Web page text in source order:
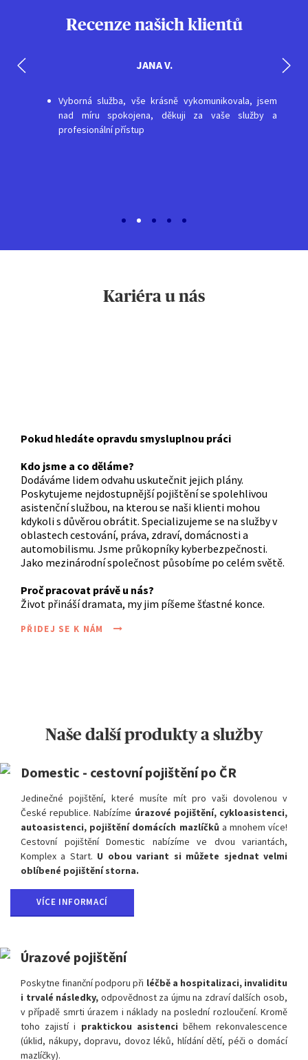
Recenze našich klientů
JANA V.
Vyborná služba, vše krásně vykomunikovala, jsem
nad míru spokojena, děkuji za vaše služby a
profesionální přístup
Kariéra u nás
Pokud hledáte opravdu smysluplnou práci
Kdo jsme a co děláme?
Dodáváme lidem odvahu uskutečnit jejich plány.
Poskytujeme nejdostupnější pojištění se spolehlivou
asistenční službou, na kterou se naši klienti mohou
kdykoli s důvěrou obrátit. Specializujeme se na služby v
oblastech cestování, práva, zdraví, domácnosti a
automobilismu. Jsme průkopníky kyberbezpečnosti.
Jako mezinárodní společnost působíme po celém světě.
Proč pracovat právě u nás?
Život přináší dramata, my jim píšeme šťastné konce.
PŘIDEJ SE K NÁM
Naše další produkty a služby
Domestic - cestovní pojištění po ČR
Jedinečné pojištění, které musíte mít pro vaši dovolenou v
České republice. Nabízíme úrazové pojištění, cykloasistenci,
autoasistenci, pojištění domácích mazlíčků a mnohem více!
Cestovní pojištění Domestic nabízíme ve dvou variantách,
Komplex a Start. U obou variant si můžete sjednat velmi
oblíbené pojištění storna.
VÍCE INFORMACÍ
Úrazové pojištění
Poskytne finanční podporu při léčbě a hospitalizaci, invaliditu
i trvalé následky, odpovědnost za újmu na zdraví dalších osob,
v případě smrti úrazem i náklady na poslední rozloučení. Kromě
toho zajistí i praktickou asistenci během rekonvalescence
(úklid, nákupy, dopravu, dovoz léků, hlídání dětí, péči o domácí
mazlíčky).